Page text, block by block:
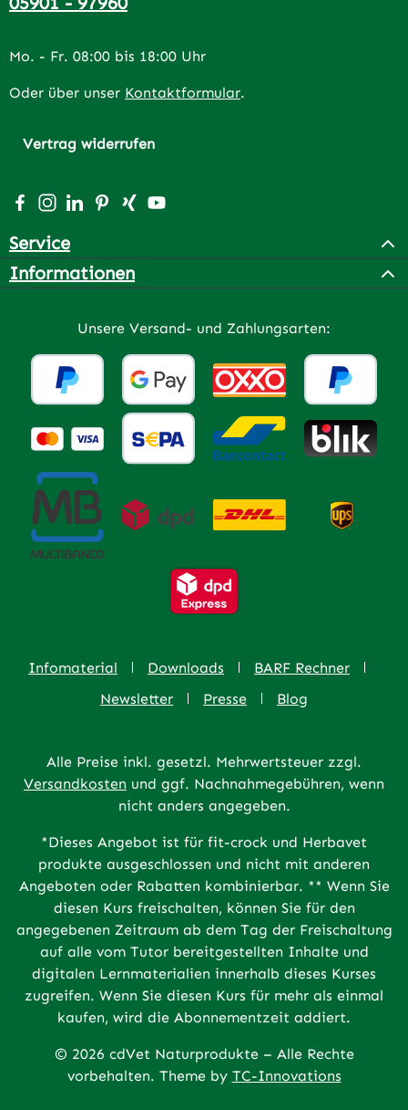
Mo. - Fr. 08:00 bis 18:00 Uhr
Oder über unser Kontaktformular.
Vertrag widerrufen
Besuche uns auf Facebook – öffnet in neuem Tab
Schau auf Instagram vorbei – öffnet in neuem Tab
Vernetze dich mit uns auf LinkedIn – öffnet in
Lass dich auf Pinterest inspirieren – öffnet
Vernetze dich mit uns auf Xing – öffnet
Sieh dir unsere Videos auf YouTube
Service
Informationen
Unsere Versand- und Zahlungsarten:
Infomaterial Downloads
BARF Rechner
Newsletter
Presse Blog
Alle Preise inkl. gesetzl. Mehrwertsteuer zzgl.
Versandkosten und ggf. Nachnahmegebühren, wenn
nicht anders angegeben.
*Dieses Angebot ist für fit-crock und Herbavet
produkte ausgeschlossen und nicht mit anderen
Angeboten oder Rabatten kombinierbar. ** Wenn Sie
diesen Kurs freischalten, können Sie für den
angegebenen Zeitraum ab dem Tag der Freischaltung
auf alle vom Tutor bereitgestellten Inhalte und
digitalen Lernmaterialien innerhalb dieses Kurses
zugreifen. Wenn Sie diesen Kurs für mehr als einmal
kaufen, wird die Abonnementzeit addiert.
© 2026 cdVet Naturprodukte – Alle Rechte
vorbehalten. Theme by TC-Innovations